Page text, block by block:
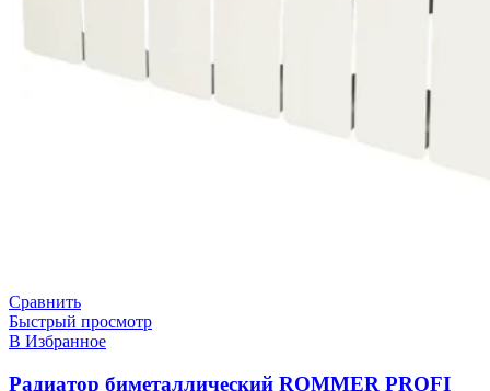
Сравнить
Быстрый просмотр
В Избранное
Радиатор биметаллический ROMMER PROFI